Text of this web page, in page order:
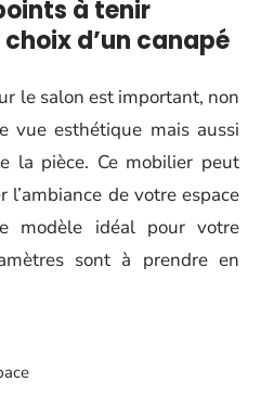
à tenir
d’un canapé
le salon est important, non
vue esthétique mais aussi
la pièce. Ce mobilier peut
de votre espace
modèle idéal pour votre
sont à prendre en